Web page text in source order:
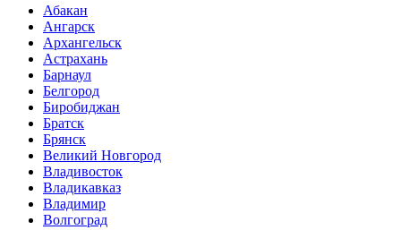
Абакан
Ангарск
Архангельск
Астрахань
Барнаул
Белгород
Биробиджан
Братск
Брянск
Великий Новгород
Владивосток
Владикавказ
Владимир
Волгоград